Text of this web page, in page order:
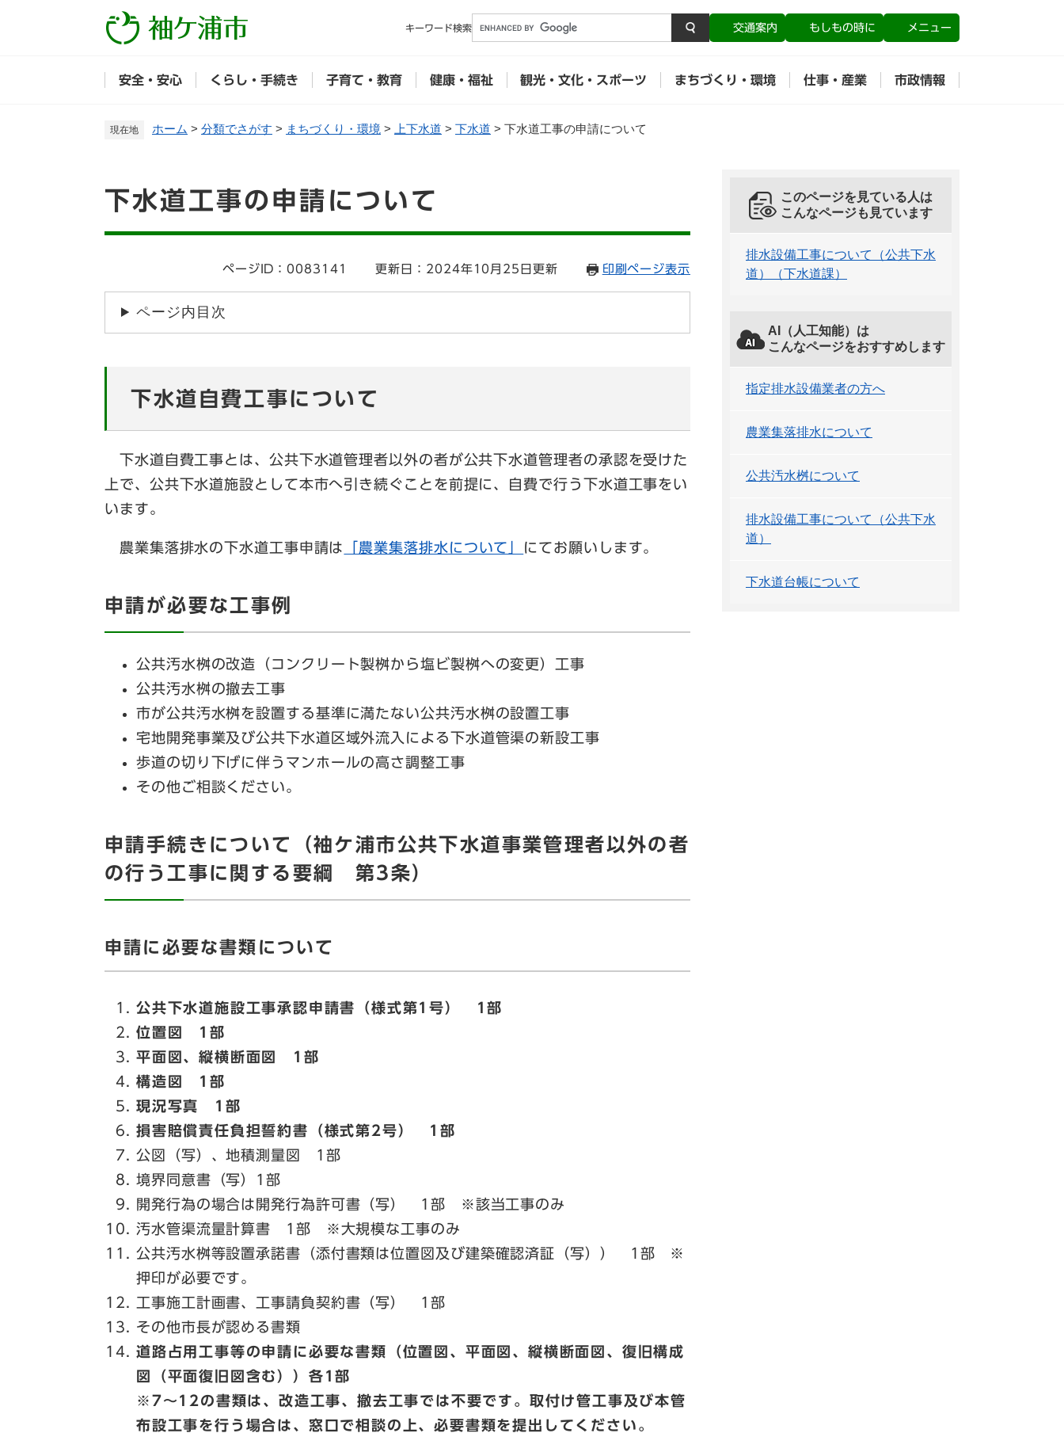
メニューを飛ばして本文へ
キーワード検索 交通案内 もしもの時に メニュー
安全・安心 くらし・手続き 子育て・教育 健康・福祉 観光・文化・スポーツ まちづくり・環境 仕事・産業 市政情報
現在地 ホーム > 分類でさがす > まちづくり・環境 > 上下水道 > 下水道 > 下水道工事の申請について
下水道工事の申請について
ページID：0083141 更新日：2024年10月25日更新 印刷ページ表示
ページ内目次
​下水道自費工事について
下水道自費工事とは、公共下水道管理者以外の者が公共下水道管理者の承認を受けた
上で、公共下水道施設として本市へ引き続ぐことを前提に、自費で行う下水道工事をい
います。
農業集落排水の下水道工事申請は 「農業集落排水について」 にてお願いします。
申請が必要な工事例
公共汚水桝の改造（コンクリート製桝から塩ビ製桝への変更）工事
公共汚水桝の撤去工事
市が公共汚水桝を設置する基準に満たない公共汚水桝の設置工事
宅地開発事業及び公共下水道区域外流入による下水道管渠の新設工事
歩道の切り下げに伴うマンホールの高さ調整工事
その他ご相談ください。
申請手続きについて（袖ケ浦市公共下水道事業管理者以外の者
の行う工事に関する要綱 第3条）
申請に必要な書類について
公共下水道施設工事承認申請書（様式第1号） 1部
位置図 1部
平面図、​縦横断面図 1部
構造図 1部
現況写真 1部​
損害賠償責任負担誓約書（様式第2号） 1部​
公図（写）、地積測量図 1部
境界同意書（写）1部
開発行為の場合は開発行為許可書（写） 1部 ※該当工事のみ
汚水管渠流量計算書 1部 ※大規模な工事のみ
公共汚水桝等設置承諾書（添付書類は位置図及び建築確認済証（写）） 1部 ※
押印が必要です。
工事施工計画書、工事請負契約書（写） 1部
その他市長が認める書類
道路占用工事等の申請に必要な書類（位置図、平面図、縦横断面図、復旧構成
図（平面復旧図含む））各1部
※7～12の書類は、改造工事、撤去工事では不要です。取付け管工事及び本管
布設工事を行う場合は、窓口で相談の上、必要書類を提出してください。
このページを見ている人は
こんなページも見ています
排水設備工事について（公共下水
道）（下水道課）
AI（人工知能）は
こんなページをおすすめします
指定排水設備業者の方へ
農業集落排水について
公共汚水桝について
排水設備工事について（公共下水
道）
下水道台帳について